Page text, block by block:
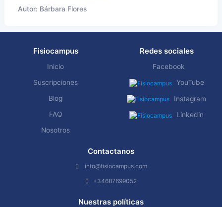
Autor: Bárbara Flores
Fisiocampus
Inicio
Suscripciones
Blog
FAQ
Nosotros
Redes sociales
Facebook
YouTube
Instagram
Linkedin
Contactanos
info@fisiocampus.com
+34687699052
Nuestras políticas